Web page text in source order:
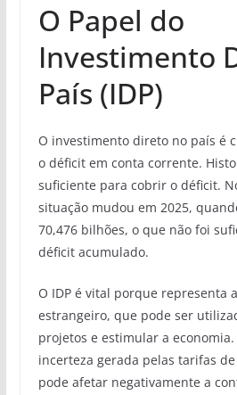
O Papel do
Investimento
País (IDP)
O investimento direto no país é
o déficit em conta corrente.
suficiente para cobrir o déficit.
situação mudou em 2025,
70,476 bilhões, o que não foi
déficit acumulado.
O IDP é vital porque representa
estrangeiro, que pode ser
projetos e estimular a
incerteza gerada pelas tarifas
pode afetar negativamente a